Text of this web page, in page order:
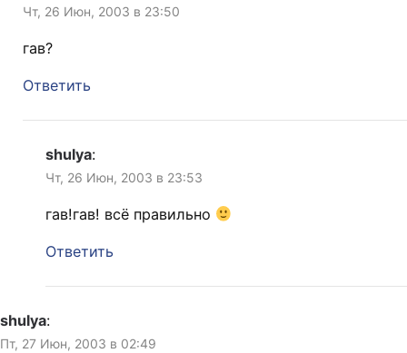
Чт, 26 Июн, 2003 в 23:50
гав?
Ответить
shulya:
Чт, 26 Июн, 2003 в 23:53
гав!гав! всё правильно
Ответить
shulya:
Пт, 27 Июн, 2003 в 02:49